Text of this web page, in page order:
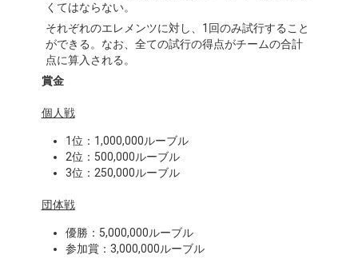
くてはならない。
それぞれのエレメンツに対し、1回のみ試行すること
ができる。なお、全ての試行の得点がチームの合計
点に算入される。
賞金
個人戦
1位：1,000,000ルーブル
2位：500,000ルーブル
3位：250,000ルーブル
団体戦
優勝：5,000,000ルーブル
参加賞：3,000,000ルーブル